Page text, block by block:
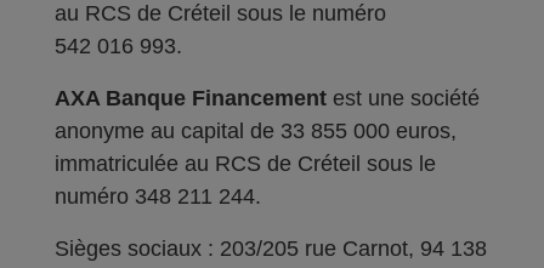
au RCS de Créteil sous le numéro
542 016 993.
AXA Banque Financement est une société
anonyme au capital de 33 855 000 euros,
immatriculée au RCS de Créteil sous le
numéro 348 211 244.
Sièges sociaux : 203/205 rue Carnot, 94 138